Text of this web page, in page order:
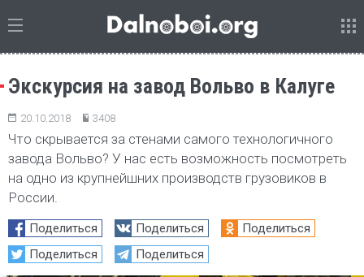
Экскурсия на завод Вольво в Калуге
20.10.2018 3408
Что скрывается за стенами самого технологичного
завода Вольво? У нас есть возможность посмотреть
на одно из крупнейшних производств грузовиков в
России.
Поделиться Поделиться
Поделиться
Поделиться
Поделиться